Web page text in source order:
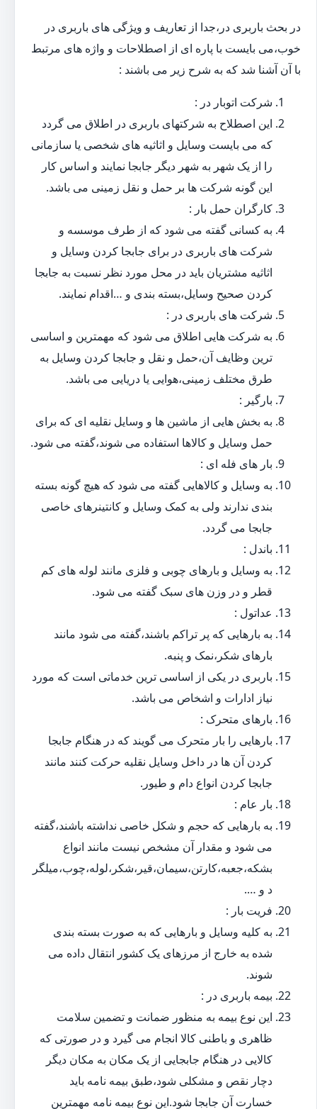
در بحث باربری در،جدا از تعاریف و ویژگی های باربری در
خوب،می بایست با پاره ای از اصطلاحات و واژه های مرتبط
با آن آشنا شد که به شرح زیر می باشند :
شرکت اتوبار در :
این اصطلاح به شرکتهای باربری در اطلاق می گردد
که می بایست وسایل و اثاثیه های شخصی یا سازمانی
را از یک شهر به شهر دیگر جابجا نمایند و اساس کار
این گونه شرکت ها بر حمل و نقل زمینی می باشد.
کارگران حمل بار :
به کسانی گفته می شود که از طرف موسسه و
شرکت های باربری در برای جابجا کردن وسایل و
اثاثیه مشتریان باید در محل مورد نظر نسبت به جابجا
کردن صحیح وسایل،بسته بندی و …اقدام نمایند.
شرکت های باربری در :
به شرکت هایی اطلاق می شود که مهمترین و اساسی
ترین وظایف آن،حمل و نقل و جابجا کردن وسایل به
طرق مختلف زمینی،هوایی یا دریایی می باشد.
بارگیر :
به بخش هایی از ماشین ها و وسایل نقلیه ای که برای
حمل وسایل و کالاها استفاده می شوند،گفته می شود.
بار های فله ای :
به وسایل و کالاهایی گفته می شود که هیچ گونه بسته
بندی ندارند ولی به کمک وسایل و کانتینرهای خاصی
جابجا می گردد.
باندل :
به وسایل و بارهای چوبی و فلزی مانند لوله های کم
قطر و در وزن های سبک گفته می شود.
عداتول :
به بارهایی که پر تراکم باشند،گفته می شود مانند
بارهای شکر،نمک و پنبه.
باربری در یکی از اساسی ترین خدماتی است که مورد
نیاز ادارات و اشخاص می باشد.
بارهای متحرک :
بارهایی را بار متحرک می گویند که در هنگام جابجا
کردن آن ها در داخل وسایل نقلیه حرکت کنند مانند
جابجا کردن انواع دام و طیور.
بار عام :
به بارهایی که حجم و شکل خاصی نداشته باشند،گفته
می شود و مقدار آن مشخص نیست مانند انواع
بشکه،جعبه،کارتن،سیمان،قیر،شکر،لوله،چوب،میلگر
د و ….
فریت بار :
به کلیه وسایل و بارهایی که به صورت بسته بندی
شده به خارج از مرزهای یک کشور انتقال داده می
شوند.
بیمه باربری در :
این نوع بیمه به منظور ضمانت و تضمین سلامت
ظاهری و باطنی کالا انجام می گیرد و در صورتی که
کالایی در هنگام جابجایی از یک مکان به مکان دیگر
دچار نقص و مشکلی شود،طبق بیمه نامه باید
خسارت آن جابجا شود.این نوع بیمه نامه مهمترین